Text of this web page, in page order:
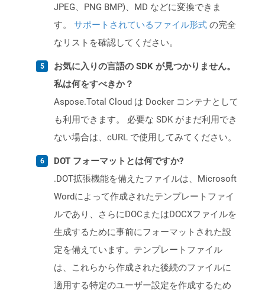
JPEG、PNG BMP)、MD などに変換できま
す。 サポートされているファイル形式 の完全
なリストを確認してください。
お気に入りの言語の SDK が見つかりません。
私は何をすべきか？
Aspose.Total Cloud は Docker コンテナとして
も利用できます。 必要な SDK がまだ利用でき
ない場合は、cURL で使用してみてください。
DOT フォーマットとは何ですか?
.DOT拡張機能を備えたファイルは、Microsoft
Wordによって作成されたテンプレートファイ
ルであり、さらにDOCまたはDOCXファイルを
生成するために事前にフォーマットされた設
定を備えています。テンプレートファイル
は、これらから作成された後続のファイルに
適用する特定のユーザー設定を作成するため